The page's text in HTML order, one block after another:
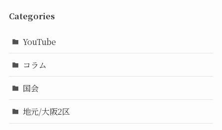
Categories
YouTube
コラム
国会
地元/大阪2区